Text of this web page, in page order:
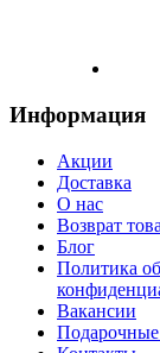
Информация
Акции
Доставка
О нас
Возврат
Блог
Политика
Вакансии